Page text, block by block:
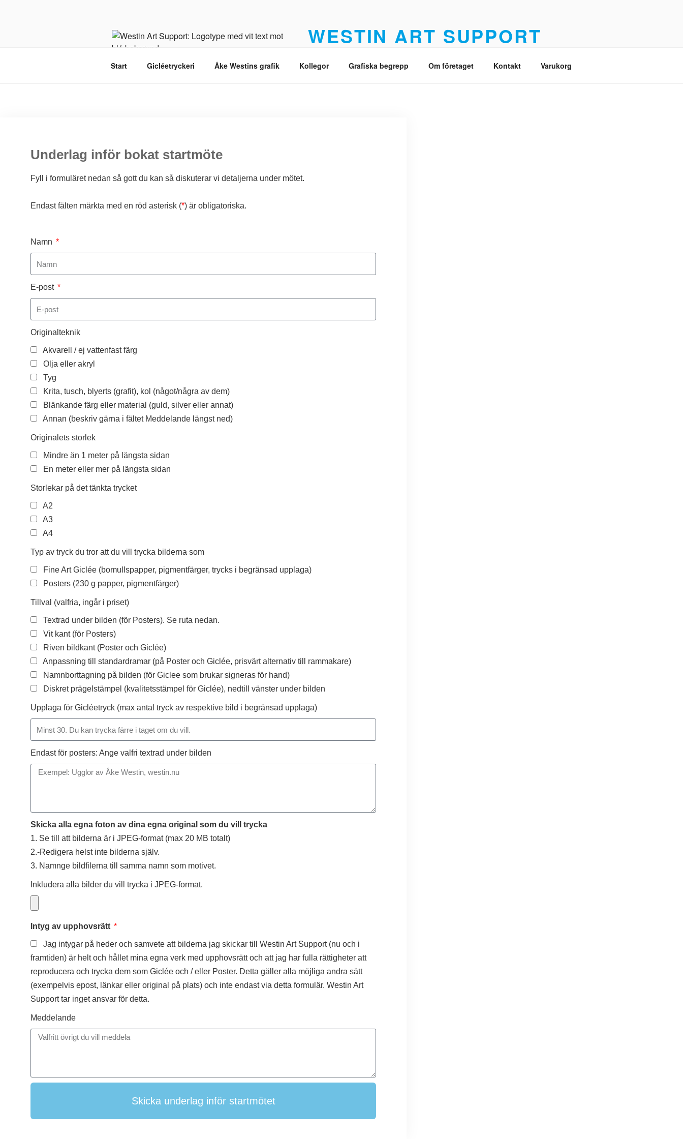
WESTIN ART SUPPORT
Start Gicléetryckeri Åke Westins grafik Kollegor Grafiska begrepp Om företaget Kontakt Varukorg
Underlag inför bokat startmöte
Fyll i formuläret nedan så gott du kan så diskuterar vi detaljerna under mötet.
Endast fälten märkta med en röd asterisk (*) är obligatoriska.
Namn
E-post
Originalteknik
Akvarell / ej vattenfast färg
Olja eller akryl
Tyg
Krita, tusch, blyerts (grafit), kol (något/några av dem)
Blänkande färg eller material (guld, silver eller annat)
Annan (beskriv gärna i fältet Meddelande längst ned)
Originalets storlek
Mindre än 1 meter på längsta sidan
En meter eller mer på längsta sidan
Storlekar på det tänkta trycket
A2
A3
A4
Typ av tryck du tror att du vill trycka bilderna som
Fine Art Giclée (bomullspapper, pigmentfärger, trycks i begränsad upplaga)
Posters (230 g papper, pigmentfärger)
Tillval (valfria, ingår i priset)
Textrad under bilden (för Posters). Se ruta nedan.
Vit kant (för Posters)
Riven bildkant (Poster och Giclée)
Anpassning till standardramar (på Poster och Giclée, prisvärt alternativ till rammakare)
Namnborttagning på bilden (för Giclee som brukar signeras för hand)
Diskret prägelstämpel (kvalitetsstämpel för Giclée), nedtill vänster under bilden
Upplaga för Gicléetryck (max antal tryck av respektive bild i begränsad upplaga)
Endast för posters: Ange valfri textrad under bilden
Skicka alla egna foton av dina egna original som du vill trycka
1. Se till att bilderna är i JPEG-format (max 20 MB totalt)
2.-Redigera helst inte bilderna själv.
3. Namnge bildfilerna till samma namn som motivet.
Inkludera alla bilder du vill trycka i JPEG-format.
Intyg av upphovsrätt
Jag intygar på heder och samvete att bilderna jag skickar till Westin Art Support (nu och i
framtiden) är helt och hållet mina egna verk med upphovsrätt och att jag har fulla rättigheter att
reproducera och trycka dem som Giclée och / eller Poster. Detta gäller alla möjliga andra sätt
(exempelvis epost, länkar eller original på plats) och inte endast via detta formulär. Westin Art
Support tar inget ansvar för detta.
Meddelande
Skicka underlag inför startmötet